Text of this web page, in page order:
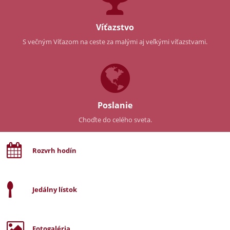
Víťazstvo
S večným Víťazom na ceste za malými aj veľkými víťazstvami.
Poslanie
Choďte do celého sveta.
Rozvrh hodín
Jedálny lístok